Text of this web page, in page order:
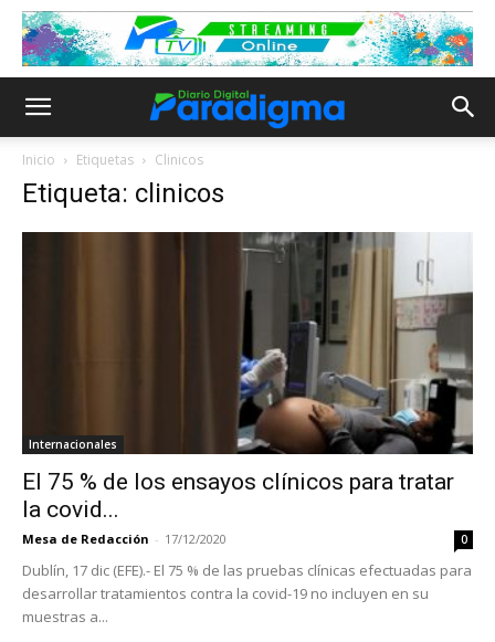
Inicio Etiquetas Clinicos
Etiqueta: clinicos
Internacionales
El 75 % de los ensayos clínicos para tratar
la covid...
Mesa de Redacción - 17/12/2020 0
Dublín, 17 dic (EFE).- El 75 % de las pruebas clínicas efectuadas para
desarrollar tratamientos contra la covid-19 no incluyen en su
muestras a...